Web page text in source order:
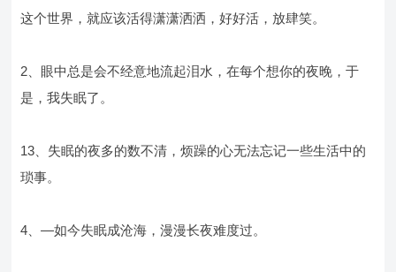
这个世界，就应该活得潇潇洒洒，好好活，放肆笑。
2、眼中总是会不经意地流起泪水，在每个想你的夜晚，于
是，我失眠了。
13、失眠的夜多的数不清，烦躁的心无法忘记一些生活中的
琐事。
4、—如今失眠成沧海，漫漫长夜难度过。